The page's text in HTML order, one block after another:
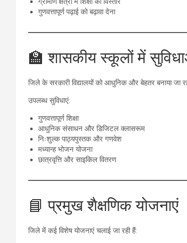
गुणवत्तापूर्ण पढ़ाई को बढ़ावा देना
🏫 शासकीय स्कूलों में
जिले के सरकारी विद्यालयों को आधुनिक और बेहतर बनाया जा
उपलब्ध सुविधाएं:
गुणवत्तापूर्ण शिक्षा
आधुनिक संसाधन और डिजिटल क्लासरूम
निःशुल्क पाठ्यपुस्तक और गणवेश
मध्यान्ह भोजन योजना
छात्रवृत्ति और साइकिल वितरण
📘 प्रमुख शैक्षणिक योजनाएं
जिले में कई विशेष योजनाएं चलाई जा रही हैं: